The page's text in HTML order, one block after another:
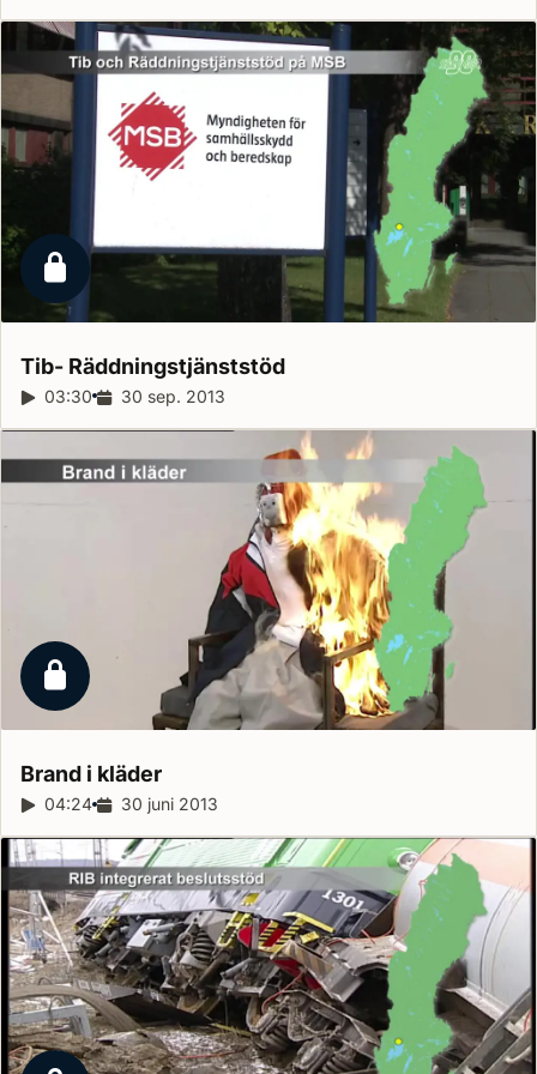
Låst reportage
Tib- Räddningstjänststöd
Reportagelängd:
03:30 Releasedatum:
30 sep. 2013
Låst reportage
Brand i kläder
Reportagelängd:
04:24 Releasedatum:
30 juni 2013